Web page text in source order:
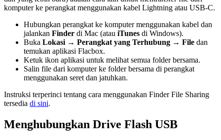
komputer ke perangkat menggunakan kabel Lightning atau USB-C.
Hubungkan perangkat ke komputer menggunakan kabel dan
jalankan Finder di Mac (atau iTunes di Windows).
Buka Lokasi → Perangkat yang Terhubung → File dan
temukan aplikasi Flacbox.
Ketuk ikon aplikasi untuk melihat semua folder bersama.
Salin file dari komputer ke folder bersama di perangkat
menggunakan seret dan jatuhkan.
Instruksi terperinci tentang cara menggunakan Finder File Sharing
tersedia di sini.
Menghubungkan Drive Flash USB